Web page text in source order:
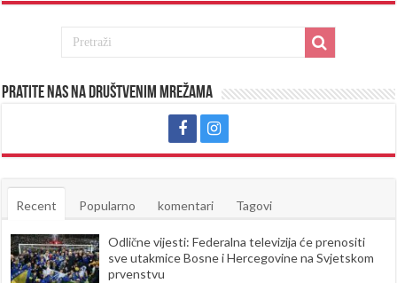
Pratite nas na društvenim mrežama
Recent Popularno komentari Tagovi
Odlične vijesti: Federalna televizija će prenositi
sve utakmice Bosne i Hercegovine na Svjetskom
prvenstvu